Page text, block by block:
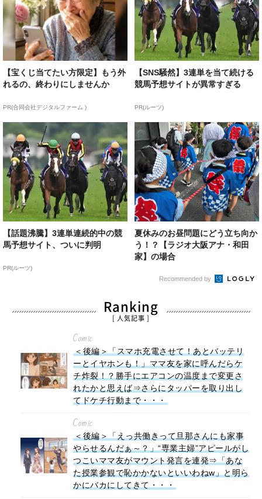
【宝くじ当てたい方限定】もう外
れるの、終わりにしませんか
PR(合同会社デジタルファーム )
【SNS騒然】3連単を当て続ける
競馬予想サイトが異常すぎる
PR(ルーツ)
【話題沸騰】3連単連続的中の競
馬予想サイト、ついに判明
PR(ルーツ)
夏休みのお昼問題にどう立ち向か
う！？【ラジオ大阪アナ・和田
家】の場合
Recommended by
Ranking
[ 人気記事 ]
Comic
＜後編＞「スマホ充電させて！あとバッテリ
ーとイヤホンも！」ママ友を家に呼んだらケ
チ炸裂！？勝手にエアコンの温度まで変更さ
れたかと思えば⇒さらにタッパーを取り出し
てドケチ行動まで・・・
Comic
＜後編＞「えっ共働きって旦那さんにも家事
やらせるんだぁ～？」“専業主婦”アピールがし
つこいママ友がマウント発言を連発⇒「あな
た授業参観で恥かかないといいわねw」と明ら
かにバカにしてきて・・・